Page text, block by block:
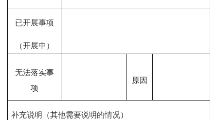
已开展事项
（开展中）
无法落实事
项
原因
补充说明（其他需要说明的情况）